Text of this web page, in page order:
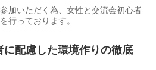
加いただく為、女性と交流会初心者
行っております。
に配慮した環境作りの徹底